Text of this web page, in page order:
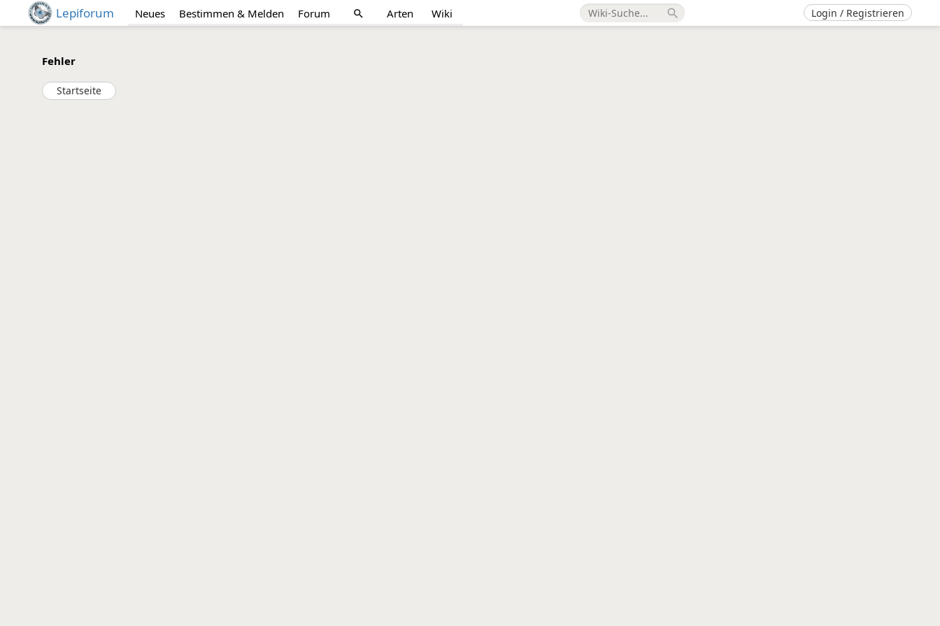
Lepiforum Neues Bestimmen & Melden Forum search Arten Wiki search Login / Registrieren
Fehler
Startseite